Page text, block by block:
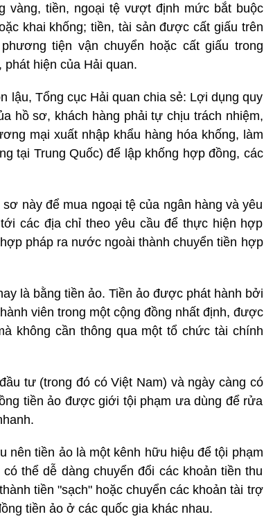
vàng, tiền, ngoại tệ vượt định mức bắt buộc
khai khống; tiền, tài sản được cất giấu trên
tiện vận chuyển hoặc cất giấu trong
hiện của Hải quan.
lậu, Tổng cục Hải quan chia sẻ: Lợi dụng quy
hồ sơ, khách hàng phải tự chịu trách nhiệm,
mại xuất nhập khẩu hàng hóa khống, làm
tại Trung Quốc) để lập khống hợp đồng, các
này để mua ngoại tệ của ngân hàng và yêu
các địa chỉ theo yêu cầu để thực hiện hợp
pháp ra nước ngoài thành chuyển tiền hợp
là bằng tiền ảo. Tiền ảo được phát hành bởi
viên trong một cộng đồng nhất định, được
không cần thông qua một tổ chức tài chính
tư (trong đó có Việt Nam) và ngày càng có
tiền ảo được giới tội phạm ưa dùng để rửa
nên tiền ảo là một kênh hữu hiệu để tội phạm
thể dễ dàng chuyển đổi các khoản tiền thu
tiền "sạch" hoặc chuyển các khoản tài trợ
tiền ảo ở các quốc gia khác nhau.